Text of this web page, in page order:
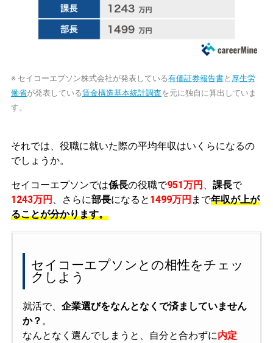
※ セイコーエプソン株式会社が発表している有価証券報告書と 厚生労
働省が発表している賃金構造基本統計調査を元に独自に算出していま
す。
それでは、役職に就いた際の平均年収はいくらになるの
でしょうか。
セイコーエプソンでは係長の役職で951万円 課長で
1243万円
、さらに部長になると 1499万円 まで年収が上が
ることが分かります。
セイコーエプソンとの相性をチェッ
クしよう
就活で、 企業選びをなんとなくで済ましていません
か？ 。
なんとなく選んでしまうと、自分と合わずに内定